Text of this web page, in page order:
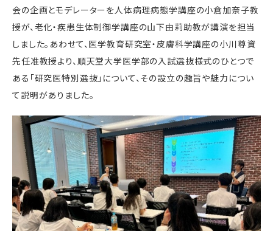
会の企画とモデレーターを人体病理病態学講座の小倉加奈子教
授が、老化・疾患生体制御学講座の山下由莉助教が講演を担当
しました。あわせて、医学教育研究室・皮膚科学講座の小川尊資
先任准教授より、順天堂大学医学部の入試選抜様式のひとつで
ある「研究医特別選抜」について、その設立の趣旨や魅力につい
て説明がありました。